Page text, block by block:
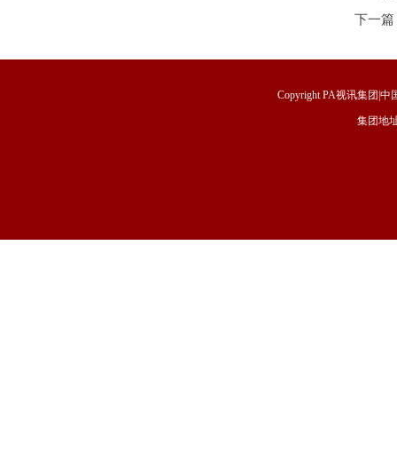
下一篇
Copyright PA视讯集团|中
集团地